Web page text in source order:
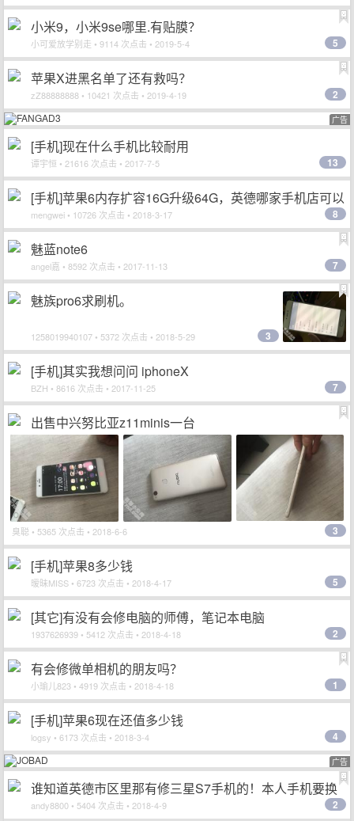
小米9，小米9se哪里.有贴膜？
小可爱放学别走 • 9114 次点击 • 2019-5-4 5
苹果X进黑名单了还有救吗？
zZ88888888 • 10421 次点击 • 2019-4-19 2
广告
[手机]现在什么手机比较耐用
谭宇恒 • 21616 次点击 • 2017-7-5 13
[手机]苹果6内存扩容16G升级64G，英德哪家手机店可以
升级？
mengwei • 10726 次点击 • 2018-3-17 8
魅蓝note6
angel嘉 • 8592 次点击 • 2017-11-13 7
魅族pro6求刷机。
1258019940107 • 5372 次点击 • 2018-5-29 3
[手机]其实我想问问 iphoneX
BZH • 8616 次点击 • 2017-11-25 7
出售中兴努比亚z11minis一台
臭聪 • 5365 次点击 • 2018-6-6 3
[手机]苹果8多少钱
暧昧MISS • 6723 次点击 • 2018-4-17 5
[其它]有没有会修电脑的师傅，笔记本电脑
1937626939 • 5412 次点击 • 2018-4-18 2
有会修微单相机的朋友吗？
小瑜儿823 • 4919 次点击 • 2018-4-18 1
[手机]苹果6现在还值多少钱
logsy • 6173 次点击 • 2018-3-4 4
广告
谁知道英德市区里那有修三星S7手机的！本人手机要换
电池！
andy8800 • 5404 次点击 • 2018-4-9 2